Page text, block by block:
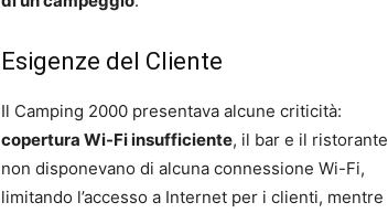
Esigenze del Cliente
Il Camping 2000 presentava alcune criticità:
copertura Wi-Fi insufficiente, il bar e il ristorante
non disponevano di alcuna connessione Wi-Fi,
limitando l’accesso a Internet per i clienti, mentre